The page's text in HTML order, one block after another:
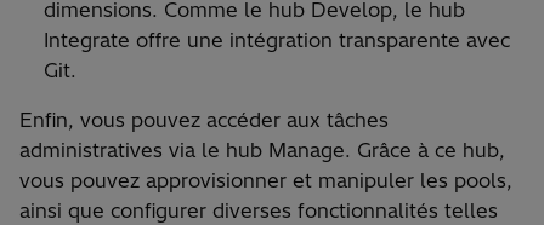
dimensions. Comme le hub Develop, le hub
Integrate offre une intégration transparente avec
Git.
Enfin, vous pouvez accéder aux tâches
administratives via le hub Manage. Grâce à ce hub,
vous pouvez approvisionner et manipuler les pools,
ainsi que configurer diverses fonctionnalités telles